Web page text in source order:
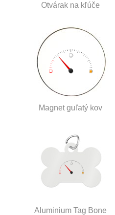
Otvárak na kľúče
Magnet guľatý kov
Aluminium Tag Bone